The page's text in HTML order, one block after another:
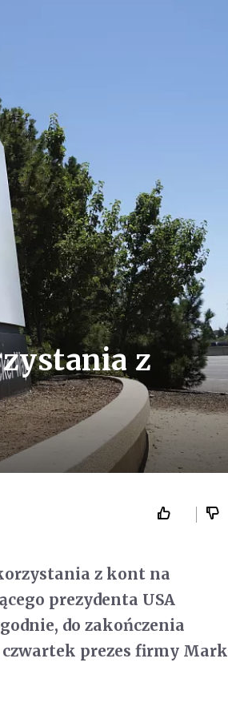
z
z kont na
prezydenta USA
do zakończenia
czwartek prezes firmy Mark